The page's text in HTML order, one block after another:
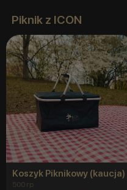
Piknik z ICON
Koszyk Piknikowy (kaucja)
500 гр